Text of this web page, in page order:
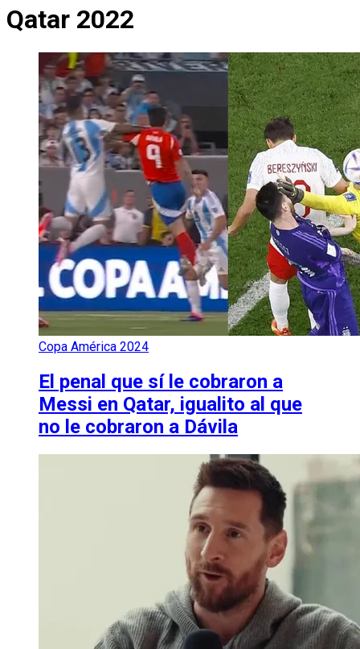
Qatar 2022
Copa América 2024
El penal que sí le cobraron a
Messi en Qatar, igualito al que
no le cobraron a Dávila